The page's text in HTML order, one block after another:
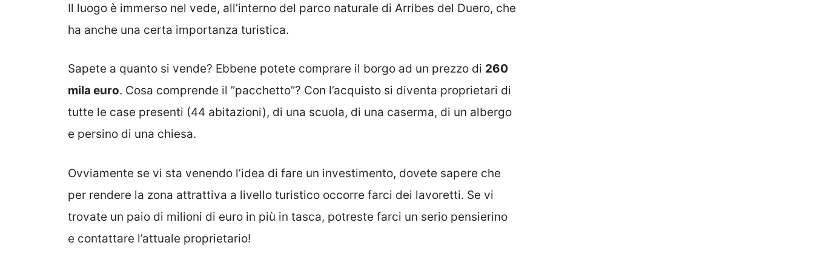
Il luogo è immerso nel vede, all’interno del parco naturale di Arribes del Duero, che
ha anche una certa importanza turistica.
Sapete a quanto si vende? Ebbene potete comprare il borgo ad un prezzo di 260
mila euro. Cosa comprende il ”pacchetto”? Con l’acquisto si diventa proprietari di
tutte le case presenti (44 abitazioni), di una scuola, di una caserma, di un albergo
e persino di una chiesa.
Ovviamente se vi sta venendo l’idea di fare un investimento, dovete sapere che
per rendere la zona attrattiva a livello turistico occorre farci dei lavoretti. Se vi
trovate un paio di milioni di euro in più in tasca, potreste farci un serio pensierino
e contattare l’attuale proprietario!